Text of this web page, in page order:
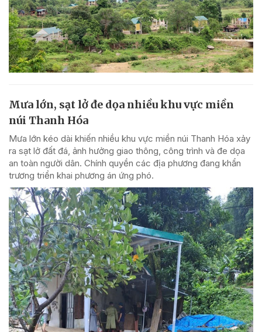
Mưa lớn, sạt lở đe dọa nhiều khu vực miền
núi Thanh Hóa
Mưa lớn kéo dài khiến nhiều khu vực miền núi Thanh Hóa xảy
ra sạt lở đất đá, ảnh hưởng giao thông, công trình và đe dọa
an toàn người dân. Chính quyền các địa phương đang khẩn
trương triển khai phương án ứng phó.